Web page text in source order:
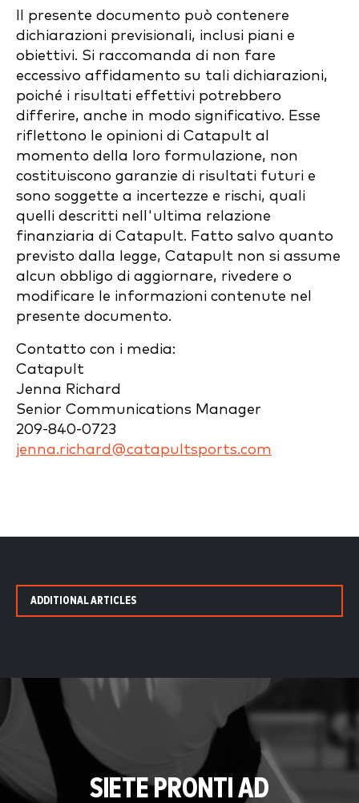
Il presente documento può contenere
dichiarazioni previsionali, inclusi piani e
obiettivi. Si raccomanda di non fare
eccessivo affidamento su tali dichiarazioni,
poiché i risultati effettivi potrebbero
differire, anche in modo significativo. Esse
riflettono le opinioni di Catapult al
momento della loro formulazione, non
costituiscono garanzie di risultati futuri e
sono soggette a incertezze e rischi, quali
quelli descritti nell'ultima relazione
finanziaria di Catapult. Fatto salvo quanto
previsto dalla legge, Catapult non si assume
alcun obbligo di aggiornare, rivedere o
modificare le informazioni contenute nel
presente documento.
Contatto con i media:
Catapult
Jenna Richard
Senior Communications Manager
209-840-0723
jenna.richard@catapultsports.com
ADDITIONAL ARTICLES
SIETE PRONTI AD